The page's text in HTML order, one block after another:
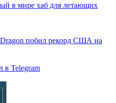
в мире хаб для летающих
побил рекорд США на
в Telegram